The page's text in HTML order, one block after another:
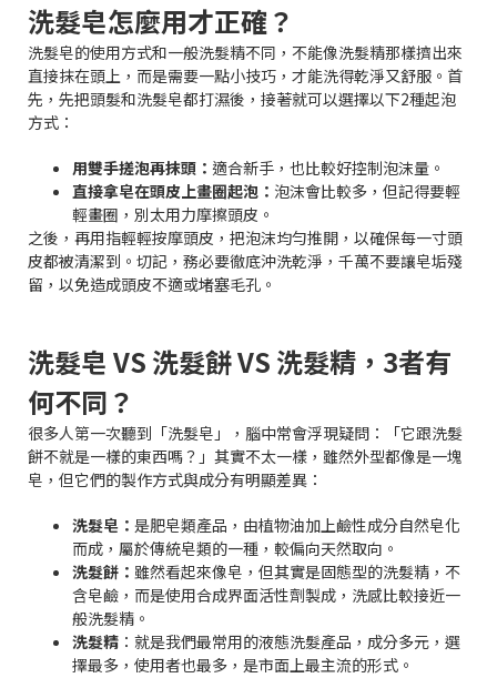
洗髮皂怎麼用才正確？
洗髮皂的使用方式和一般洗髮精不同，不能像洗髮精那樣擠出來
直接抹在頭上，而是需要一點小技巧，才能洗得乾淨又舒服。首
先，先把頭髮和洗髮皂都打濕後，接著就可以選擇以下2種起泡
方式：
用雙手搓泡再抹頭： 適合新手，也比較好控制泡沫量。
直接拿皂在頭皮上畫圈起泡： 泡沫會比較多，但記得要輕
輕畫圈，別太用力摩擦頭皮。
之後，再用指輕輕按摩頭皮，把泡沫均勻推開，以確保每一寸頭
皮都被清潔到。切記，務必要徹底沖洗乾淨，千萬不要讓皂垢殘
留，以免造成頭皮不適或堵塞毛孔。
洗髮皂 VS 洗髮餅 VS 洗髮精，3者有
何不同？
很多人第一次聽到「洗髮皂」，腦中常會浮現疑問：「它跟洗髮
餅不就是一樣的東西嗎？」其實不太一樣，雖然外型都像是一塊
皂，但它們的製作方式與成分有明顯差異：
洗髮皂： 是肥皂類產品，由植物油加上鹼性成分自然皂化
而成，屬於傳統皂類的一種，較偏向天然取向。
洗髮餅： 雖然看起來像皂，但其實是固態型的洗髮精，不
含皂鹼，而是使用合成界面活性劑製成，洗感比較接近一
般洗髮精。
洗髮精 ：就是我們最常用的液態洗髮產品，成分多元，選
擇最多，使用者也最多，是市面上最主流的形式。